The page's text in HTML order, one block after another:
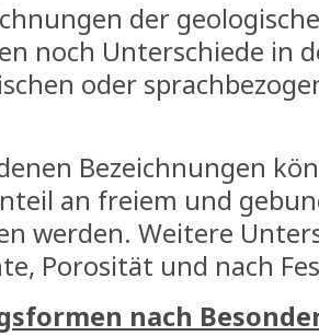
der
noch Unterschiede in
oder
Bezeichnungen
an freiem und
werden. Weitere
Porosität und nach
nach